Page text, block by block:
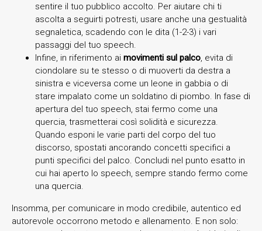
sentire il tuo pubblico accolto. Per aiutare chi ti
ascolta a seguirti potresti, usare anche una gestualità
segnaletica, scadendo con le dita (1-2-3) i vari
passaggi del tuo speech.
Infine, in riferimento ai movimenti sul palco, evita di
ciondolare su te stesso o di muoverti da destra a
sinistra e viceversa come un leone in gabbia o di
stare impalato come un soldatino di piombo. In fase di
apertura del tuo speech, stai fermo come una
quercia, trasmetterai così solidità e sicurezza.
Quando esponi le varie parti del corpo del tuo
discorso, spostati ancorando concetti specifici a
punti specifici del palco. Concludi nel punto esatto in
cui hai aperto lo speech, sempre stando fermo come
una quercia.
Insomma, per comunicare in modo credibile, autentico ed
autorevole occorrono metodo e allenamento. E non solo: